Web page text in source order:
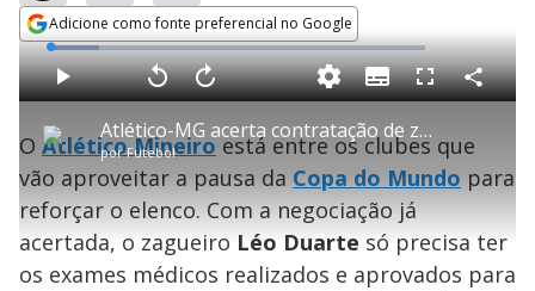
Adicione como fonte preferencial no Google
Opens in new window
P
l
Atlético-MG acerta contratação de zagueiro Léo Duarte
porFutebol
P V
t
a
r
0
e
g
n
d
o
s
A
a
n
ç
a
1
u
n
o
s
L
o
a
d
e
1
2
.
9
8
%
S
u
b
i
t
l
s
F
l
s
c
e
e
C
o
a
r
i
l
O Atlético Mineiroestá entre os clubes que
vão aproveitar a pausa da Copa do Mundo para
reforçar o elenco. Com a negociação já
acertada, o zagueiro Léo Duarte só precisa ter
os exames médicos realizados e aprovados para